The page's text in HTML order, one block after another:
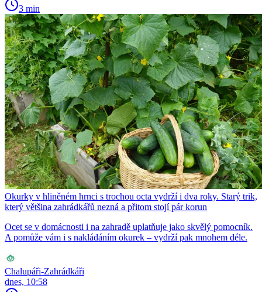
3 min
Okurky v hliněném hrnci s trochou octa vydrží i dva roky. Starý trik,
který většina zahrádkářů nezná a přitom stojí pár korun
Ocet se v domácnosti i na zahradě uplatňuje jako skvělý pomocník.
A pomůže vám i s nakládáním okurek – vydrží pak mnohem déle.
Chalupáři-Zahrádkáři
dnes, 10:58